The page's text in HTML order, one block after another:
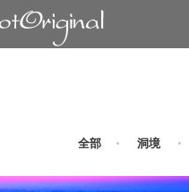
全部 洞境